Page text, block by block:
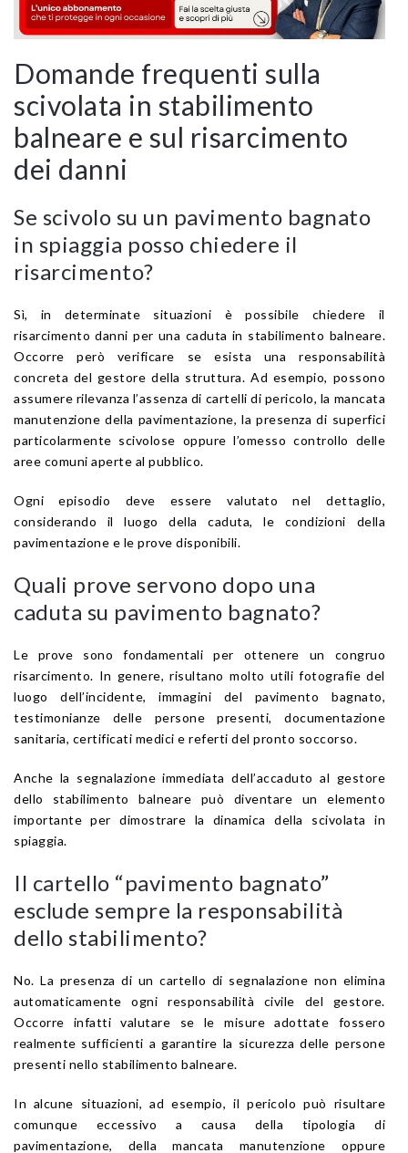
Domande frequenti sulla
scivolata in stabilimento
balneare e sul risarcimento
dei danni
Se scivolo su un pavimento bagnato
in spiaggia posso chiedere il
risarcimento?
Sì, in determinate situazioni è possibile chiedere il
risarcimento danni per una caduta in stabilimento balneare.
Occorre però verificare se esista una responsabilità
concreta del gestore della struttura. Ad esempio, possono
assumere rilevanza l’assenza di cartelli di pericolo, la mancata
manutenzione della pavimentazione, la presenza di superfici
particolarmente scivolose oppure l’omesso controllo delle
aree comuni aperte al pubblico.
Ogni episodio deve essere valutato nel dettaglio,
considerando il luogo della caduta, le condizioni della
pavimentazione e le prove disponibili.
Quali prove servono dopo una
caduta su pavimento bagnato?
Le prove sono fondamentali per ottenere un congruo
risarcimento. In genere, risultano molto utili fotografie del
luogo dell’incidente, immagini del pavimento bagnato,
testimonianze delle persone presenti, documentazione
sanitaria, certificati medici e referti del pronto soccorso.
Anche la segnalazione immediata dell’accaduto al gestore
dello stabilimento balneare può diventare un elemento
importante per dimostrare la dinamica della scivolata in
spiaggia.
Il cartello “pavimento bagnato”
esclude sempre la responsabilità
dello stabilimento?
No. La presenza di un cartello di segnalazione non elimina
automaticamente ogni responsabilità civile del gestore.
Occorre infatti valutare se le misure adottate fossero
realmente sufficienti a garantire la sicurezza delle persone
presenti nello stabilimento balneare.
In alcune situazioni, ad esempio, il pericolo può risultare
comunque eccessivo a causa della tipologia di
pavimentazione, della mancata manutenzione oppure